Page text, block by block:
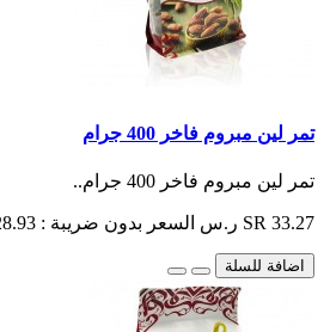
تمر لين مبروم فاخر 400 جرام
تمر لين مبروم فاخر 400 جرام..
SR 33.27 ر.س السعر بدون ضريبة : SR 28.93 ر.س
اضافة للسلة